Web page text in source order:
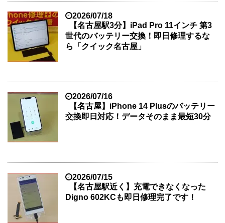
2026/07/18
【名古屋駅3分】iPad Pro 11インチ 第3
世代のバッテリー交換！即日修理するな
ら「クイック名古屋」
2026/07/16
【名古屋】iPhone 14 Plusのバッテリー
交換即日対応！データそのまま最短30分
2026/07/15
【名古屋駅近く】充電できなくなった
Digno 602KCも即日修理完了です！